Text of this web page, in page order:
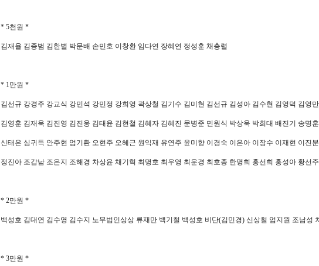
* 5천원 *
김재율 김종범 김한별 박문배 손민호 이창환 임다연 장혜연 정성훈 채충렬
* 1만원 *
김선규 강경주 강교식 강민석 강민정 강희영 곽상철 김기수 김미현 김선규 김성아 김수현 김영덕 김영
김영훈 김재욱 김진영 김진웅 김태윤 김현철 김혜자 김혜진 문병준 민원식 박상욱 박희대 배진기 송명
신태은 심귀득 안주현 엄기환 오현주 오혜근 원익재 유연주 윤미향 이경숙 이은아 이장수 이재현 이진
정진아 조갑남 조은지 조해경 차상윤 채기혁 최명호 최우영 최운경 최호종 한명희 홍선희 홍성아 황선
* 2만원 *
백성호 김대연 김수영 김수지 노무법인상상 류재만 백기철 백성호 비단(김민경) 신상철 엄지원 조남성
* 3만원 *